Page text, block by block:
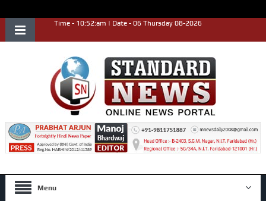
Time - 10:52:am | Date - 06 Thursday 08-2026
Menu